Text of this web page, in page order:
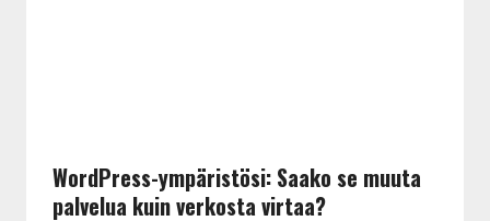
WordPress-ympäristösi: Saako se muuta
palvelua kuin verkosta virtaa?